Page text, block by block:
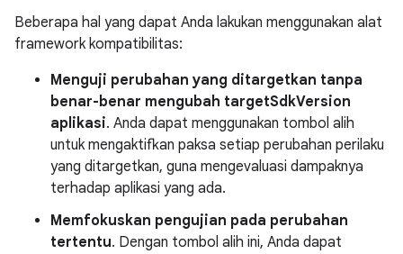
Beberapa hal yang dapat Anda lakukan menggunakan alat
framework kompatibilitas:
Menguji perubahan yang ditargetkan tanpa
benar-benar mengubah targetSdkVersion
aplikasi. Anda dapat menggunakan tombol alih
untuk mengaktifkan paksa setiap perubahan perilaku
yang ditargetkan, guna mengevaluasi dampaknya
terhadap aplikasi yang ada.
Memfokuskan pengujian pada perubahan
tertentu. Dengan tombol alih ini, Anda dapat